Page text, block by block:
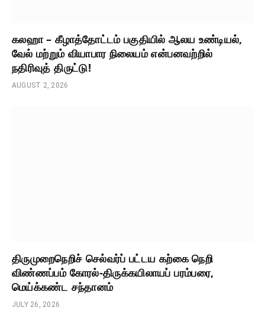
கலஹா – கீழாத்தோட்டம் பகுதியில் ஆலய உண்டியல்,
வேல் மற்றும் வியாபார நிலையம் என்பனவற்றில்
நதிரிவுத் திருட்டு!
AUGUST 2, 2026
திருமுறைநெறிச் செல்வர்ப் பட்டய கற்கை நெறி
விண்ணப்பம் கோரல்-திருக்கயிலாயப் பரம்பரை,
மெய்க்கண்ட சந்தானம்
JULY 26, 2026